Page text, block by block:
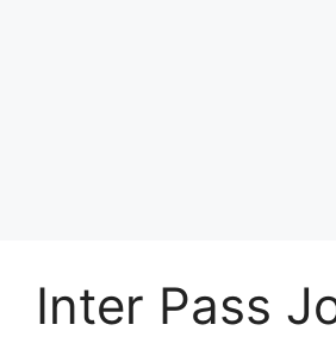
Inter Pass